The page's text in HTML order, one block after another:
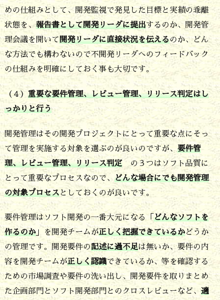
めの仕組みとして、開発監視で発見した目標と実績の乖離
状態を、報告書として開発リーダに提出するのか、開発管
理会議を開いて開発リーダに直接状況を伝えるのか、どん
な方法でも構わないので不開発リーダへのフィードバック
の仕組みを明確にしておく事も大切です。
（４） 重要な要件管理、レビュー管理、リリース判定はし
っかりと行う
開発管理はその開発プロジェクトにとって重要な点にそっ
て管理を実施する対象を選ぶのが良いのですが、 要件管
理、レビュー管理、リリース判定 の３つはソフト品質に
とって重要なプロセスなので、 どんな場合にでも開発管理
の対象プロセスとしておくのが良いです。
要件管理はソフト開発の一番大元になる「 どんなソフトを
作るのか」を開発チームが正しく把握できているかどうか
の管理です。開発要件の記述に過不足は無いか、要件の内
容を開発チームが正しく認識できているか、等を確認する
ための市場調査や要件の洗い出し、開発要件を取りまとめ
た企画部門とソフト開発部門とのクロスレビューなど、 適